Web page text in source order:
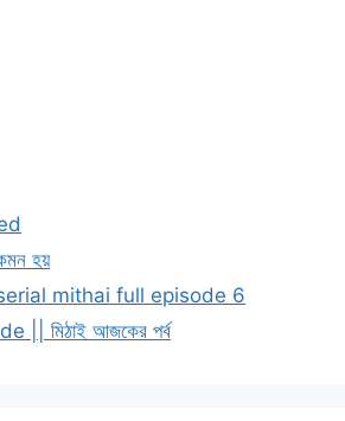
হয়
mithai full episode 6
|| মিঠাই আজকের পর্ব